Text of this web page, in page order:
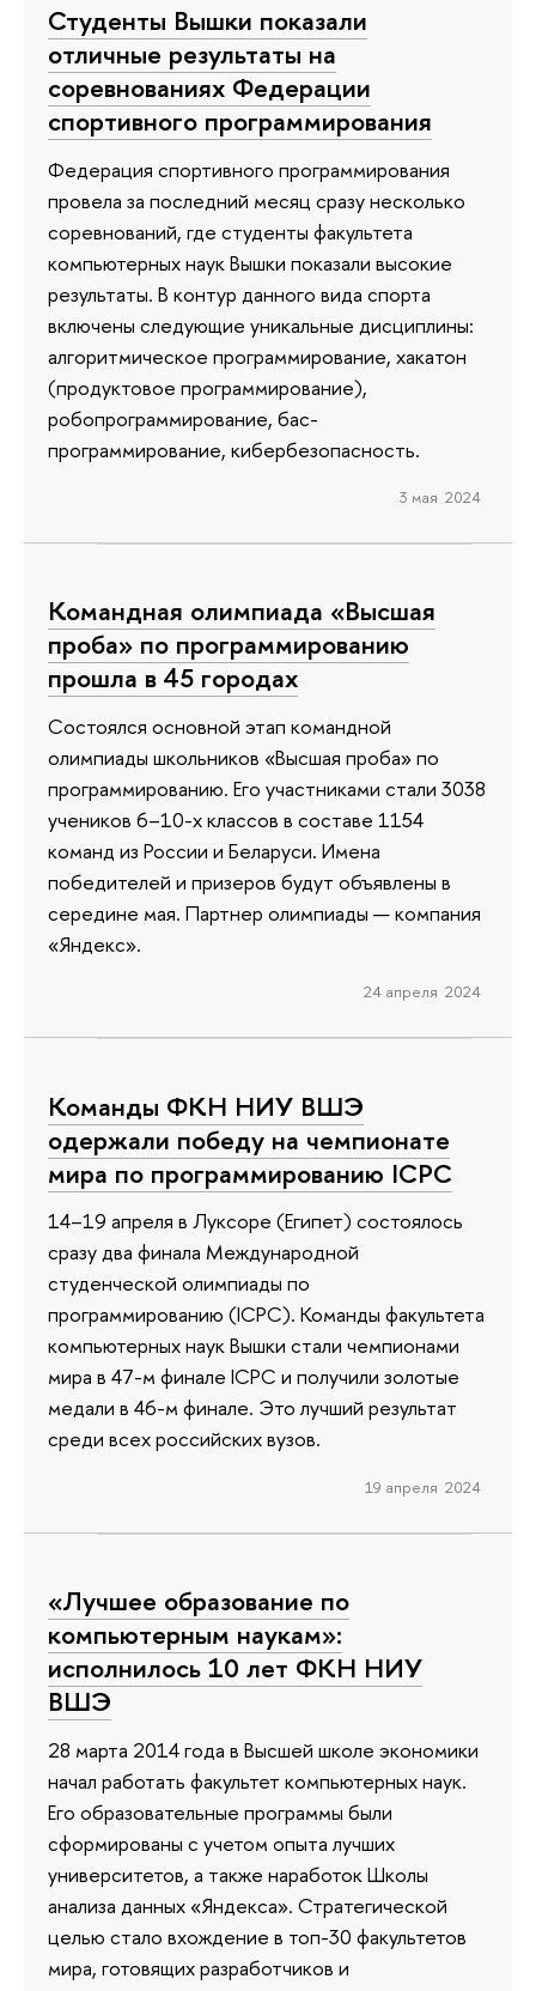
Студенты Вышки показали
отличные результаты на
соревнованиях Федерации
спортивного программирования
Федерация спортивного программирования
провела за последний месяц сразу несколько
соревнований, где студенты факультета
компьютерных наук Вышки показали высокие
результаты. В контур данного вида спорта
включены следующие уникальные дисциплины:
алгоритмическое программирование, хакатон
(продуктовое программирование),
робопрограммирование, бас-
программирование, кибербезопасность.
3 мая 2024
Командная олимпиада «Высшая
проба» по программированию
прошла в 45 городах
Состоялся основной этап командной
олимпиады школьников «Высшая проба» по
программированию. Его участниками стали 3038
учеников 6–10-х классов в составе 1154
команд из России и Беларуси. Имена
победителей и призеров будут объявлены в
середине мая. Партнер олимпиады — компания
«Яндекс».
24 апреля 2024
Команды ФКН НИУ ВШЭ
одержали победу на чемпионате
мира по программированию ICPC
14–19 апреля в Луксоре (Египет) состоялось
сразу два финала Международной
студенческой олимпиады по
программированию (ICPC). Команды факультета
компьютерных наук Вышки стали чемпионами
мира в 47-м финале ICPC и получили золотые
медали в 46-м финале. Это лучший результат
среди всех российских вузов.
19 апреля 2024
«Лучшее образование по
компьютерным наукам»:
исполнилось 10 лет ФКН НИУ
ВШЭ
28 марта 2014 года в Высшей школе экономики
начал работать факультет компьютерных наук.
Его образовательные программы были
сформированы с учетом опыта лучших
университетов, а также наработок Школы
анализа данных «Яндекса». Стратегической
целью стало вхождение в топ-30 факультетов
мира, готовящих разработчиков и